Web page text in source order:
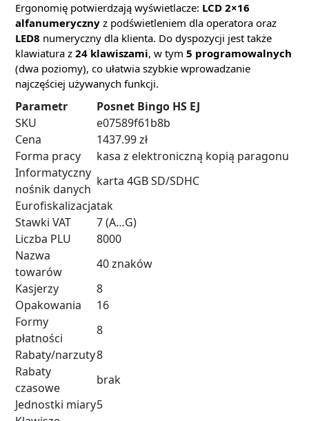
Ergonomię potwierdzają wyświetlacze: LCD 2×16
alfanumeryczny z podświetleniem dla operatora oraz
LED8 numeryczny dla klienta. Do dyspozycji jest także
klawiatura z 24 klawiszami, w tym 5 programowalnych
(dwa poziomy), co ułatwia szybkie wprowadzanie
najczęściej używanych funkcji.
Parametr
Posnet Bingo HS EJ
SKU
e07589f61b8b
Cena
1437.99 zł
Forma pracy
kasa z elektroniczną kopią paragonu
Informatyczny
nośnik danych
karta 4GB SD/SDHC
Eurofiskalizacjatak
Stawki VAT
7 (A…G)
Liczba PLU
8000
Nazwa
towarów
40 znaków
Kasjerzy
8
Opakowania
16
Formy
płatności
8
Rabaty/narzuty8
Rabaty
czasowe
brak
Jednostki miary5